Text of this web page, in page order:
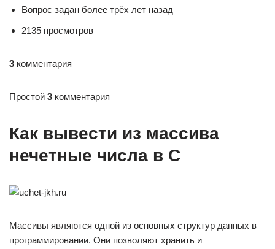
Вопрос задан более трёх лет назад
2135 просмотров
3 комментария
Простой 3 комментария
Как вывести из массива
нечетные числа в C
Массивы являются одной из основных структур данных в
программировании. Они позволяют хранить и